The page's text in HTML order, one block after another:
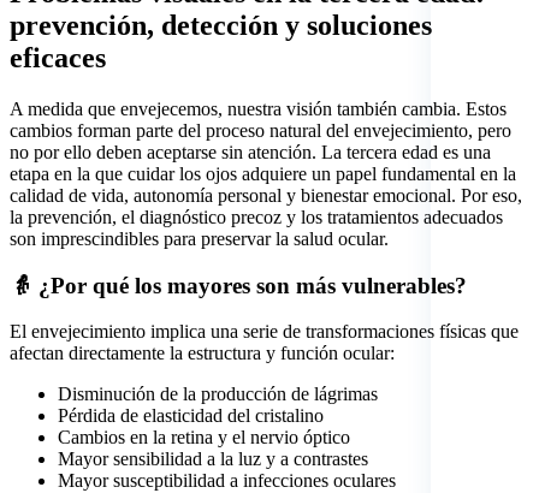
prevención, detección y soluciones
eficaces
A medida que envejecemos, nuestra visión también cambia. Estos
cambios forman parte del proceso natural del envejecimiento, pero
no por ello deben aceptarse sin atención. La tercera edad es una
etapa en la que cuidar los ojos adquiere un papel fundamental en la
calidad de vida, autonomía personal y bienestar emocional. Por eso,
la prevención, el diagnóstico precoz y los tratamientos adecuados
son imprescindibles para preservar la salud ocular.
👵 ¿Por qué los mayores son más vulnerables?
El envejecimiento implica una serie de transformaciones físicas que
afectan directamente la estructura y función ocular:
Disminución de la producción de lágrimas
Pérdida de elasticidad del cristalino
Cambios en la retina y el nervio óptico
Mayor sensibilidad a la luz y a contrastes
Mayor susceptibilidad a infecciones oculares